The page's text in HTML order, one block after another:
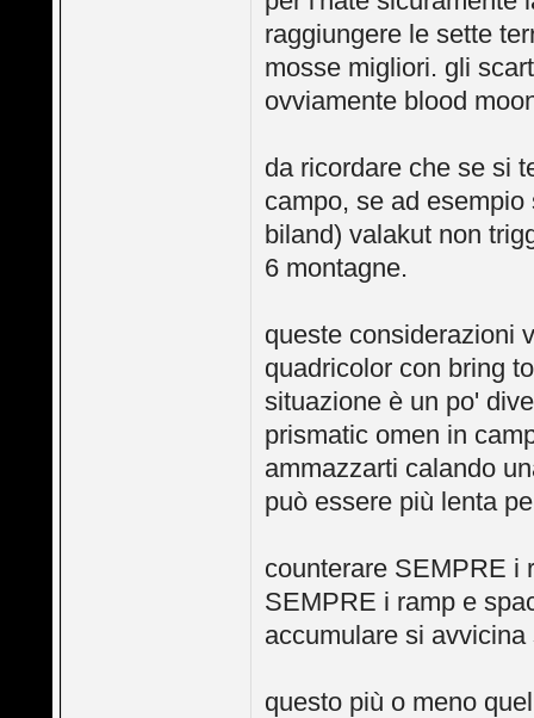
raggiungere le sette
mosse migliori. gli
ovviamente blood
da ricordare che se si
campo, se ad
biland) valakut non
6 montagne.
queste considerazioni
quadricolor con bring
situazione è un po'
prismatic omen in
ammazzarti calando
può essere più lenta
counterare SEMPRE i
SEMPRE i ramp e
accumulare si
questo più o meno